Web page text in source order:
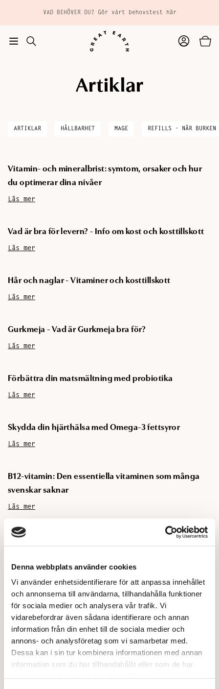
Denna webbplats använder cookies
Vi använder enhetsidentifierare för att anpassa innehållet
och annonserna till användarna, tillhandahålla funktioner
för sociala medier och analysera vår trafik. Vi
vidarebefordrar även sådana identifierare och annan
information från din enhet till de sociala medier och
annons- och analysföretag som vi samarbetar med.
Dessa kan i sin tur kombinera informationen med annan
information som du har tillhandahållit eller som de har
VAD BEHÖVER DU? Gör vårt behovstest här
Tillagd i varukorgen
Artiklar
ARTIKLAR HÅLLBARHET MAGE REFILLS - NÄR BURKEN
Vitamin- och mineralbrist: symtom, orsaker och hur
du optimerar dina nivåer
Läs mer
Vad är bra för levern? - Info om kost och kosttillskott
Läs mer
Hår och naglar - Vitaminer och kosttillskott
Läs mer
Gurkmeja - Vad är Gurkmeja bra för?
Läs mer
Förbättra din matsmältning med probiotika
Läs mer
Skydda din hjärthälsa med Omega-3 fettsyror
Läs mer
B12-vitamin: Den essentiella vitaminen som många
svenskar saknar
Läs mer
Järnbrist: Symtom, orsaker och hur du kan behandla
Läs mer
Bra mat för magen - Vilken mat är bra för magen?
Läs mer
Vilka kosttillskott behöver du som vegetarian eller
vegan?